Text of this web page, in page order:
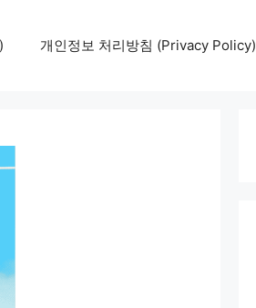
개인정보 처리방침 (Privacy Policy)